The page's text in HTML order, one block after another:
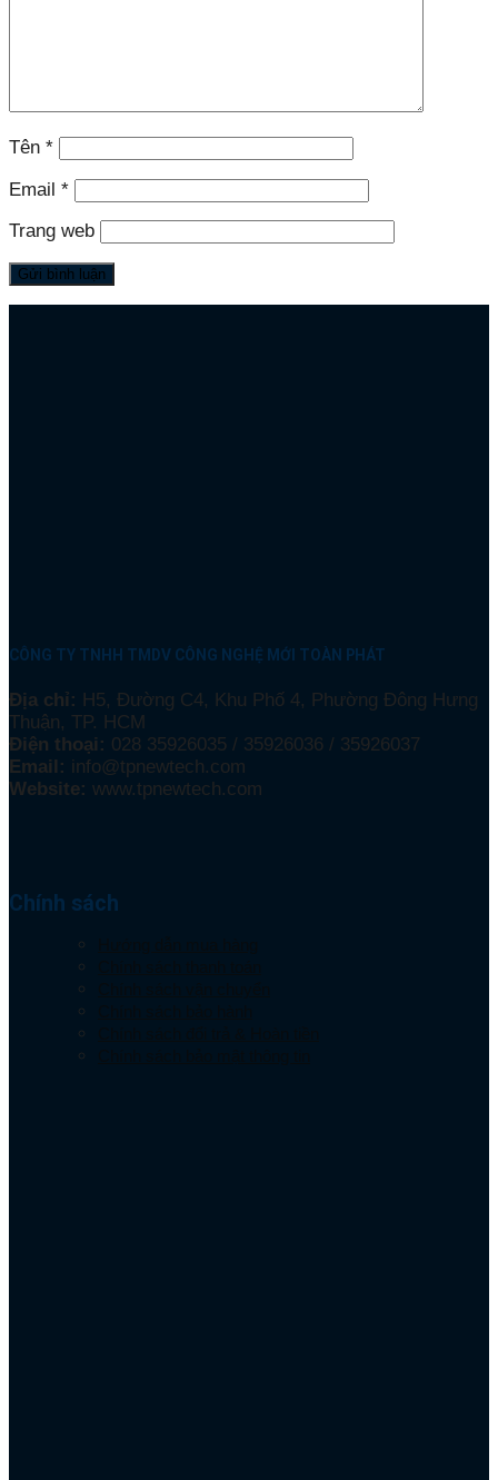
Tên *
Email *
Trang web
CÔNG TY TNHH TMDV CÔNG NGHỆ MỚI TOÀN PHÁT
Địa chỉ: H5, Đường C4, Khu Phố 4, Phường Đông Hưng
Thuận, TP. HCM
Điện thoại: 028 35926035 / 35926036 / 35926037
Email: info@tpnewtech.com
Website: www.tpnewtech.com
Chính sách